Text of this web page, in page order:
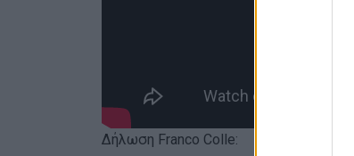
Δήλωση Franco Colle: